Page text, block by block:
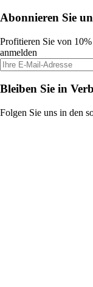
Abonnieren Sie
Profitieren Sie von
anmelden
Bleiben Sie in
Folgen Sie uns in den